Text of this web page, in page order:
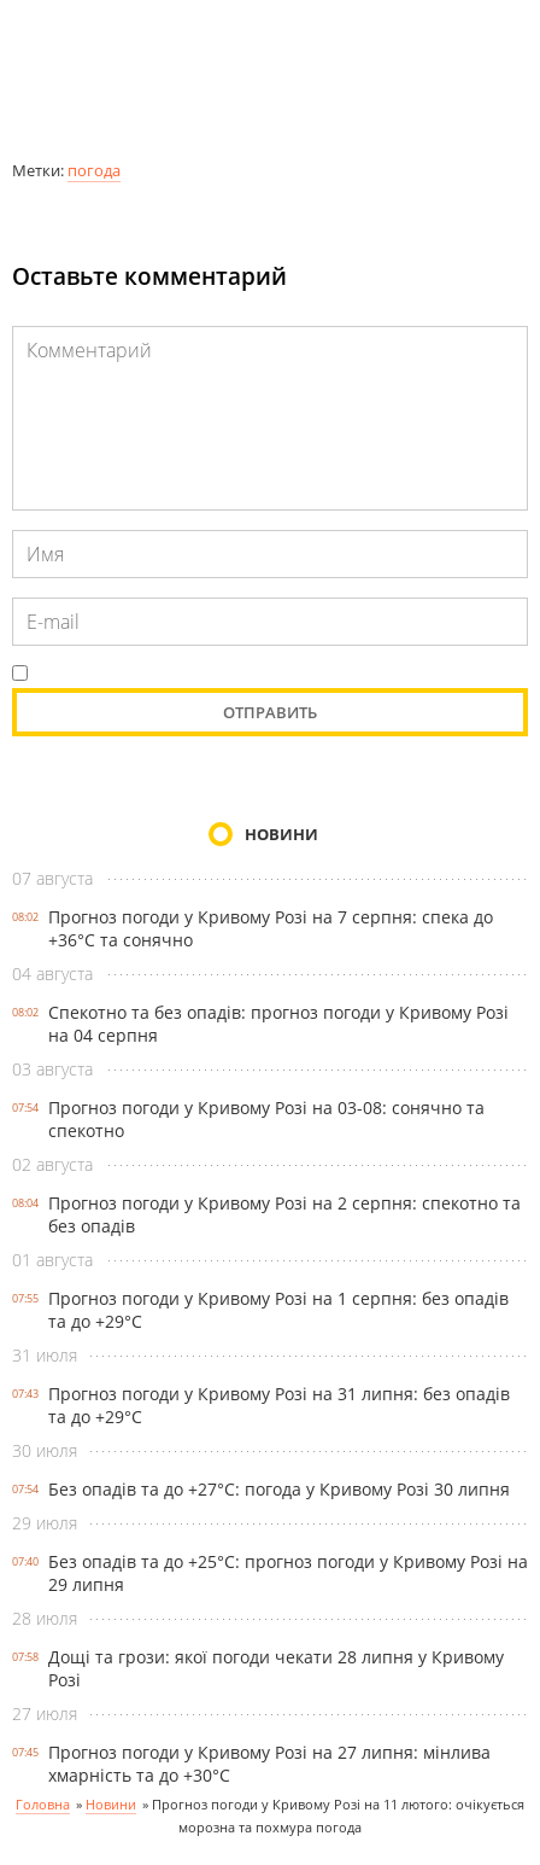
Метки: погода
Оставьте комментарий
НОВИНИ
07 августа
08:02
Прогноз погоди у Кривому Розі на 7 серпня: спека до
+36°С та сонячно
04 августа
08:02
Спекотно та без опадів: прогноз погоди у Кривому Розі
на 04 серпня
03 августа
07:54
Прогноз погоди у Кривому Розі на 03-08: сонячно та
спекотно
02 августа
08:04
Прогноз погоди у Кривому Розі на 2 серпня: спекотно та
без опадів
01 августа
07:55
Прогноз погоди у Кривому Розі на 1 серпня: без опадів
та до +29°С
31 июля
07:43
Прогноз погоди у Кривому Розі на 31 липня: без опадів
та до +29°С
30 июля
07:54
Без опадів та до +27°С: погода у Кривому Розі 30 липня
29 июля
07:40
Без опадів та до +25°С: прогноз погоди у Кривому Розі на
29 липня
28 июля
07:58
Дощі та грози: якої погоди чекати 28 липня у Кривому
Розі
27 июля
07:45
Прогноз погоди у Кривому Розі на 27 липня: мінлива
хмарність та до +30°С
Головна » Новини » Прогноз погоди у Кривому Розі на 11 лютого: очікується
морозна та похмура погода